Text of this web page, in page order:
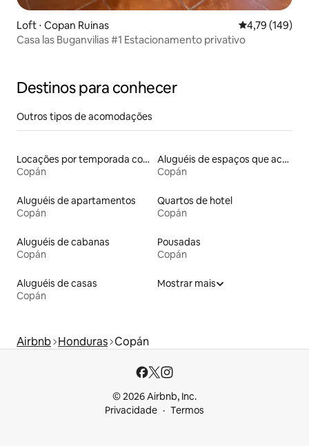
Loft ⋅ Copan Ruinas 4,79 de uma
4,79 (149)
Casa las Buganvilias #1 Estacionamento privativo
Destinos para conhecer
Outros tipos de acomodações
Locações por temporada com piscina
Copán
Aluguéis de espaços que aceitam animais de estimação
Copán
Aluguéis de apartamentos
Copán
Quartos de hotel
Copán
Aluguéis de cabanas
Copán
Pousadas
Copán
Aluguéis de casas
Copán
Mostrar mais
Airbnb Honduras Copán
© 2026 Airbnb, Inc.
Privacidade
Termos